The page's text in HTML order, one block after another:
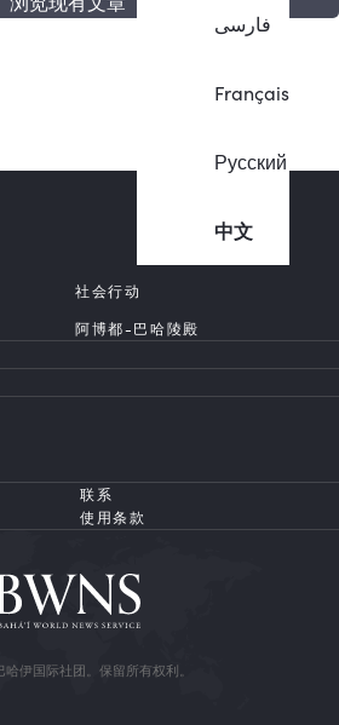
فارسی
Français
Русский
中文
社会行动
阿博都-巴哈陵殿
联系
使用条款
伊国际社团。保留所有权利。